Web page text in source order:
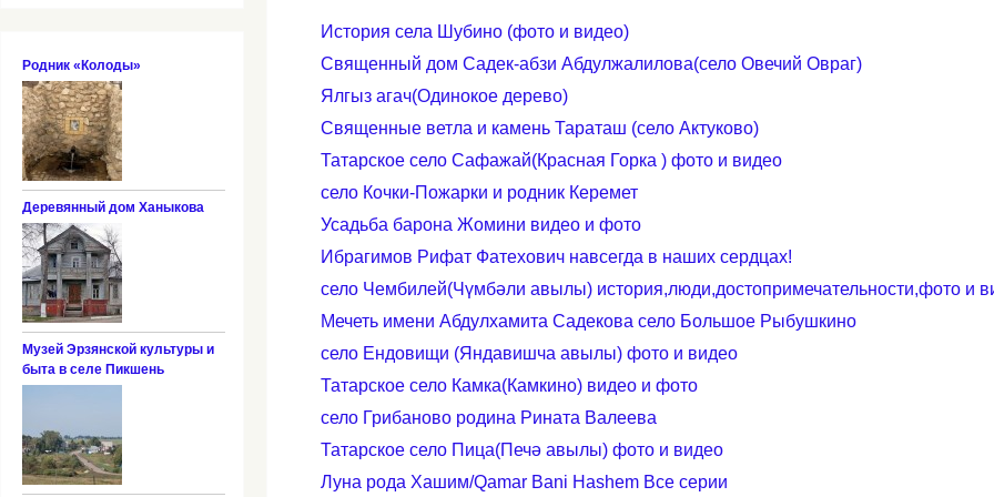
История села Шубино (фото и видео)
Священный дом Садек-абзи Абдулжалилова(село Овечий Овраг)
Ялгыз агач(Одинокое дерево)
Cвященные ветла и камень Тараташ (село Актуково)
Татарское село Сафажай(Красная Горка ) фото и видео
село Кочки-Пожарки и родник Керемет
Усадьба барона Жомини видео и фото
Ибрагимов Рифат Фатехович навсегда в наших сердцах!
село Чембилей(Чүмбәли авылы) история,люди,достопримечательности,фото и
Мечеть имени Абдулхамита Садекова село Большое Рыбушкино
село Ендовищи (Яндавишча авылы) фото и видео
Татарское село Камка(Камкино) видео и фото
село Грибаново родина Рината Валеева
Татарское село Пица(Печә авылы) фото и видео
Луна рода Хашим/Qamar Bani Hashem Все серии
Родник «Колоды»
Деревянный дом Ханыкова
Музей Эрзянской культуры и
быта в селе Пикшень